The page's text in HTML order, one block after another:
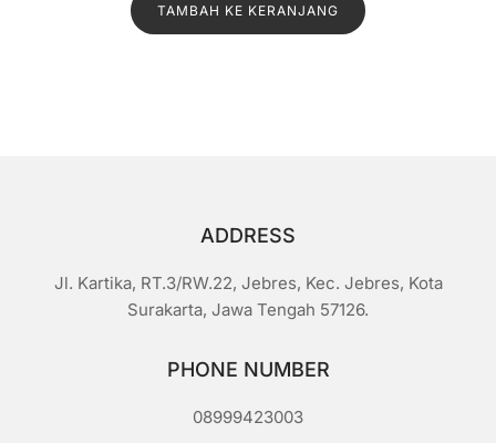
a
0
TAMBAH KE KERANJANG
ADDRESS
Jl. Kartika, RT.3/RW.22, Jebres, Kec. Jebres, Kota
Surakarta, Jawa Tengah 57126.
PHONE NUMBER
08999423003